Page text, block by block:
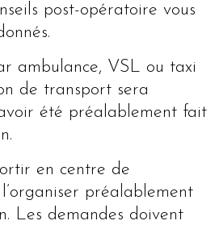
post-opératoire vous
ambulance, VSL ou taxi
de transport sera
été préalablement fait
en centre de
préalablement
Les demandes doivent